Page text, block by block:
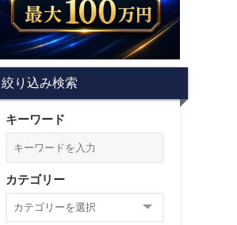
絞り込み検索
キーワード
カテゴリー